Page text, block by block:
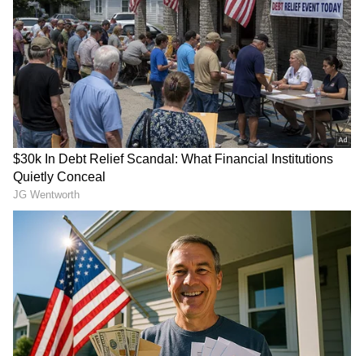
ಪ್ರಸಾರವಾಗುತ್ತಿದ್ದ ಕಪಿಲ್ ಶರ್ಮಾ ನಿರೂಪಣೆಯ ಕಾಮಿಡಿ
ಶೋಗೆ ಆಗಮಿಸಿದ್ದರು. ಈ ವೇಳೆ ಕಪಿಲ್ ತಮ್ಮ ಶೋಗೆ
ಆಗಮಿಸಿದ ಸ್ಟಾರ್‌ಗಳ ಕುರಿತು ಹರಿದಾಡುತ್ತಿರುವ ಗಾಸಿಪ್ ಬಗ್ಗೆ
ಪ್ರಶ್ನೆ ಕೇಳುತ್ತಾರೆ. ಜಹೀರ್ ಇಕ್ಬಾಲ್ ಬಟ್ಟೆ ಖರೀದಿಗೂ
ಮೊದಲು ಅಂಡರ್‌ವೇರ್ ಖರೀದಿ ಮಾಡ್ತಾರಂತೆ. ಆನಂತರ
ಅದಕ್ಕೆ ಮ್ಯಾಚಿಂಗ್ ಆಗುವ ಶರ್ಟ್, ಪ್ಯಾಂಟ್
ತೆಗೆದುಕೊಳ್ತಾರಂತೆ. ಇದು ನಿಜಾನಾ ಎಂದು ನೇರವಾಗಿಯೇ
ಪ್ರಶ್ನೆ ಕೇಳಿದ್ದರು.
ಗಂಡನಿಗೆ ಒದ್ದು ಕಬರ್ಡ್‌ನಲ್ಲಿ ಕೂಡಿ ಹಾಕಿದ ಸೋನಾಕ್ಷಿ
ಸಿನ್ಹಾ - ವಿಡಿಯೋ ನೋಡಿ
ಕಪಿಲ್ ಪ್ರಶ್ನೆಗೆ ಉತ್ತರಿಸಿದ ಸ್ವಲ್ಪ ಮುಜುಗರಕ್ಕೊಳಗಾಗದ
ಜಹೀರ್, ಹೌದು ಇದು ನಿಜ. ನನ್ನ ಎಲ್ಲಾ ಬಟ್ಟೆಗಳಿಗೂ
RECOMMENDED STORIES